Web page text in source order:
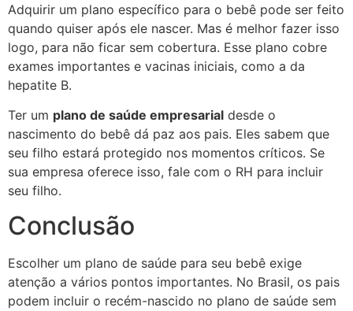
Adquirir um plano específico para o bebê pode ser feito
quando quiser após ele nascer. Mas é melhor fazer isso
logo, para não ficar sem cobertura. Esse plano cobre
exames importantes e vacinas iniciais, como a da
hepatite B.
Ter um plano de saúde empresarial desde o
nascimento do bebê dá paz aos pais. Eles sabem que
seu filho estará protegido nos momentos críticos. Se
sua empresa oferece isso, fale com o RH para incluir
seu filho.
Conclusão
Escolher um plano de saúde para seu bebê exige
atenção a vários pontos importantes. No Brasil, os pais
podem incluir o recém-nascido no plano de saúde sem